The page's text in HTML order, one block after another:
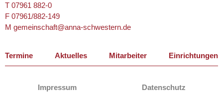
T 07961 882-0
F 07961/882-149
M gemeinschaft@anna-schwestern.de
Navigation
überspringen
Termine Aktuelles Mitarbeiter Einrichtungen
überspringen
Impressum Datenschutz